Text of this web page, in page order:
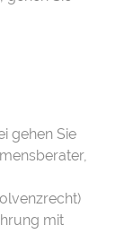
gehen Sie
mit